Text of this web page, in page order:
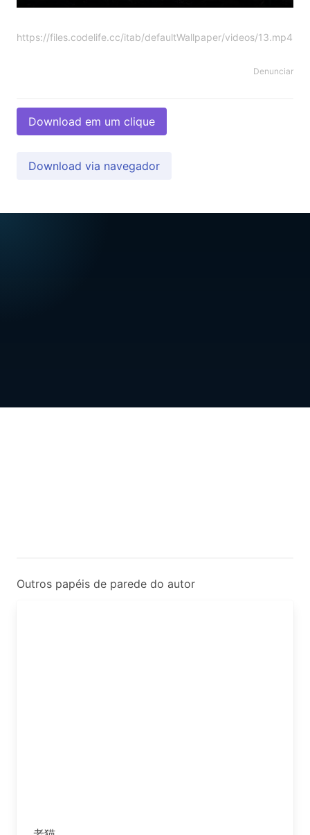
https://files.codelife.cc/itab/defaultWallpaper/videos/13.mp4
Denunciar
Download em um clique
Download via navegador
Outros papéis de parede do autor